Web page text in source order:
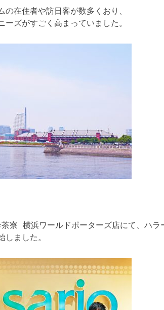
在住者や訪日客が数多くおり、
ズがすごく高まっていました。
寮 横浜ワールドポーターズ店にて、ハラ
ました。